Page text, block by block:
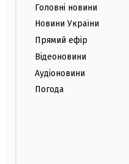
Головні новини
Новини України
Прямий ефір
Відеоновини
Аудіоновини
Погода